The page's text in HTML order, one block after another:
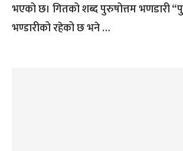
भएको छ। गितको शब्द पुरुषोत्तम भणडारी
भण्डारीको रहेको छ भने …